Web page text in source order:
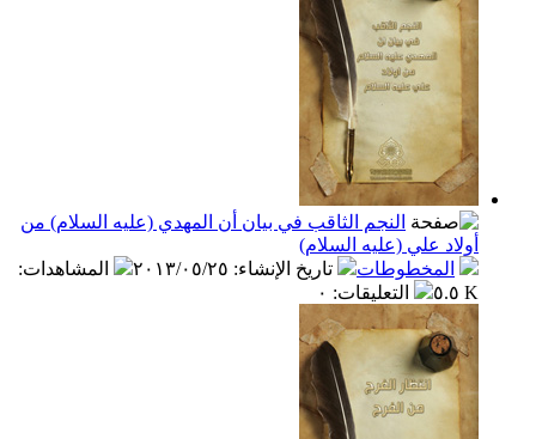
النجم الثاقب في بيان أن المهدي (عليه السلام) من
أولاد علي (عليه السلام)
المخطوطات
تاريخ الإنشاء: ٢٠١٣/٠٥/٢٥ المشاهدات:
٥.٥ K
التعليقات: ٠